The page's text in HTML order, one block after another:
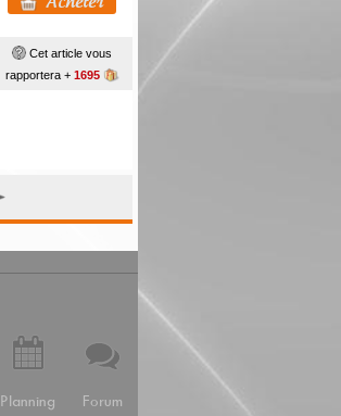
Cet article vous
rapportera + 1695
Planning Forum